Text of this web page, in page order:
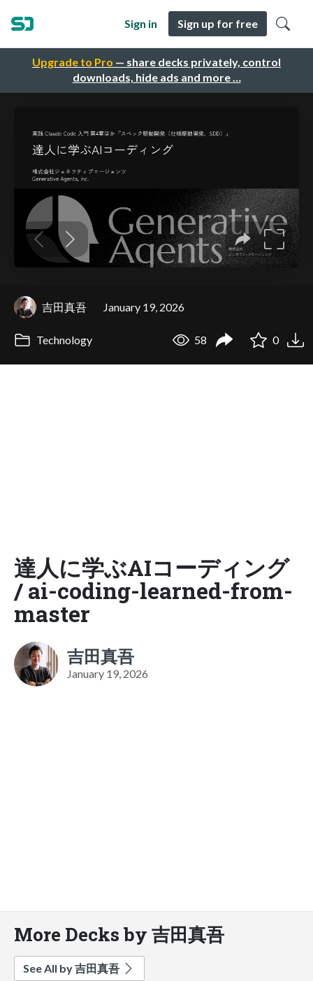
Upgrade to Pro — share decks privately, control
downloads, hide ads and more …
Sign in Sign up for free
吉田真吾 January 19, 2026
Technology 58 0
達人に学ぶAIコーディング
/ ai-coding-learned-from-
master
吉田真吾
January 19, 2026
More Decks by 吉田真吾
See All by 吉田真吾